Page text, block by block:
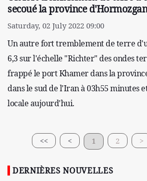
secoué la province d'Hormozgan
Saturday, 02 July 2022 09:00
Un autre fort tremblement de terre
6,3 sur l'échelle "Richter" des ondes
frappé le port Khamer dans la
dans le sud de l'Iran à 03h55 minutes
locale aujourd'hui.
<< < 1 2 >
DERNIÈRES NOUVELLES